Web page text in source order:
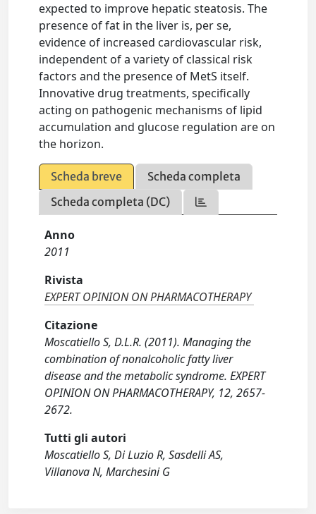
expected to improve hepatic steatosis. The
presence of fat in the liver is, per se,
evidence of increased cardiovascular risk,
independent of a variety of classical risk
factors and the presence of MetS itself.
Innovative drug treatments, specifically
acting on pathogenic mechanisms of lipid
accumulation and glucose regulation are on
the horizon.
Scheda breve
Scheda completa
Scheda completa (DC)
Anno
2011
Rivista
EXPERT OPINION ON PHARMACOTHERAPY
Citazione
Moscatiello S, D.L.R. (2011). Managing the
combination of nonalcoholic fatty liver
disease and the metabolic syndrome. EXPERT
OPINION ON PHARMACOTHERAPY, 12, 2657-
2672.
Tutti gli autori
Moscatiello S, Di Luzio R, Sasdelli AS,
Villanova N, Marchesini G